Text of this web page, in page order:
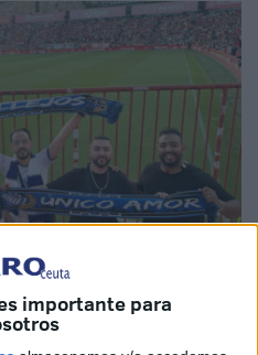
importante para